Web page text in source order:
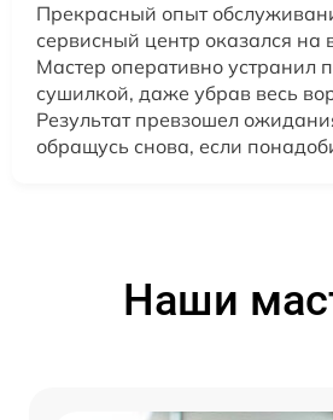
Прекрасный опыт
сервисный центр оказался на
Мастер оперативно устранил
сушилкой, даже убрав весь
Результат превзошел
обращусь снова, если
Наши